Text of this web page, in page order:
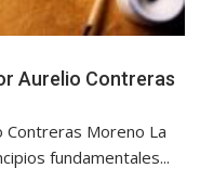
Aurelio Contreras
Contreras Moreno La
fundamentales...